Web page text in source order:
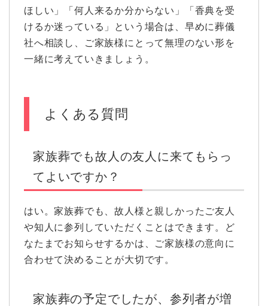
ほしい」「何人来るか分からない」「香典を受
けるか迷っている」という場合は、早めに葬儀
社へ相談し、ご家族様にとって無理のない形を
一緒に考えていきましょう。
よくある質問
家族葬でも故人の友人に来てもらっ
てよいですか？
はい。家族葬でも、故人様と親しかったご友人
や知人に参列していただくことはできます。ど
なたまでお知らせするかは、ご家族様の意向に
合わせて決めることが大切です。
家族葬の予定でしたが、参列者が増